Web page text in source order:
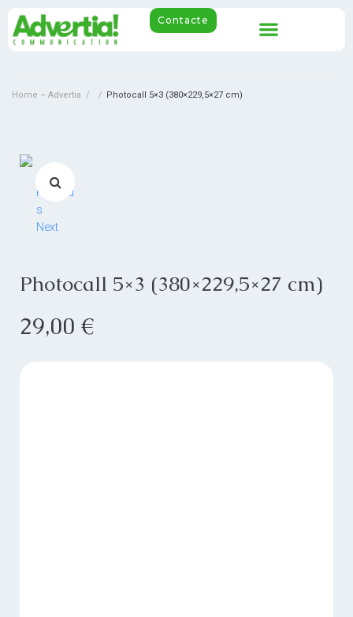
Contacte
Home – Advertia / / Photocall 5×3 (380×229,5×27 cm)
Previou
s
Next
Photocall 5×3 (380×229,5×27 cm)
29,00 €